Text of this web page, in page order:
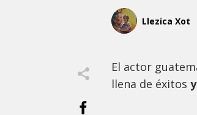
Llezica Xot
El actor
llena de éxitos